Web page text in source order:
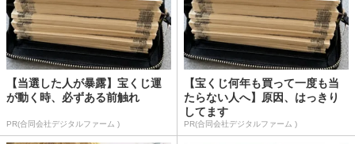
【当選した人が暴露】宝くじ運
が動く時、必ずある前触れ
PR(合同会社デジタルファーム )
【宝くじ何年も買って一度も当
たらない人へ】原因、はっきり
してます
PR(合同会社デジタルファーム )